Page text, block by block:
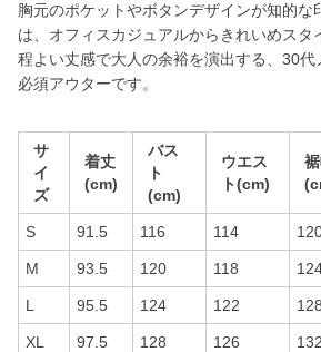
胸元のポケットやボタンデザインが知的な
は、オフィスカジュアルからきれいめスタ
程よい丈感で大人の余裕を演出する、30
必須アウターです。
サ
イ
ズ
着丈
(cm)
バス
ト
(cm)
ウエス
ト(cm)
S 91.5 116 114
M 93.5 120 118
L 95.5 124 122 128
XL 97.5 128 126 132